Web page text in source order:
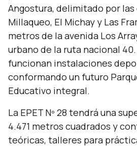
Angostura, delimitado por las
Millaqueo, El Michay y Las
metros de la avenida Los
urbano de la ruta nacional
funcionan instalaciones
conformando un futuro
Educativo integral.
La EPET Nº 28 tendrá una
4.471 metros cuadrados y
teóricas, talleres para